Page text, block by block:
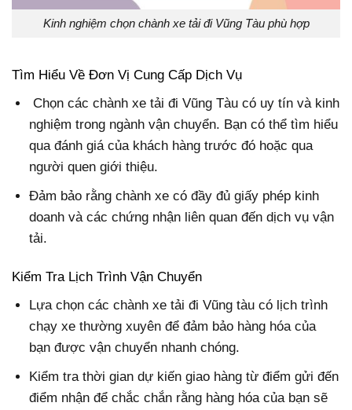
Kinh nghiệm chọn chành xe tải đi Vũng Tàu phù hợp
Tìm Hiểu Về Đơn Vị Cung Cấp Dịch Vụ
Chọn các chành xe tải đi Vũng Tàu có uy tín và kinh
nghiệm trong ngành vận chuyển. Bạn có thể tìm hiểu
qua đánh giá của khách hàng trước đó hoặc qua
người quen giới thiệu.
Đảm bảo rằng chành xe có đầy đủ giấy phép kinh
doanh và các chứng nhận liên quan đến dịch vụ vận
tải.
Kiểm Tra Lịch Trình Vận Chuyển
Lựa chọn các chành xe tải đi Vũng tàu có lịch trình
chạy xe thường xuyên để đảm bảo hàng hóa của
bạn được vận chuyển nhanh chóng.
Kiểm tra thời gian dự kiến giao hàng từ điểm gửi đến
điểm nhận để chắc chắn rằng hàng hóa của bạn sẽ